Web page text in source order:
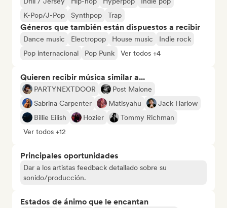
K-Pop/J-Pop
Synthpop Trap
Géneros que también están dispuestos a recibir
Dance music Electropop House music
Indie rock
Pop internacional
Pop Punk Ver todos +4
Quieren recibir música similar a...
PARTYNEXTDOOR
Post Malone
Sabrina Carpenter
Matisyahu
Jack Harlow
Billie Eilish
Hozier
Tommy Richman
Ver todos +12
Principales oportunidades
Dar a los artistas feedback detallado sobre su
sonido/producción.
Estados de ánimo que le encantan